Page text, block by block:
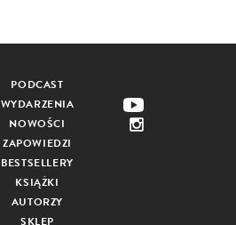
PODCAST
WYDARZENIA
NOWOŚCI
ZAPOWIEDZI
BESTSELLERY
KSIĄŻKI
AUTORZY
SKLEP